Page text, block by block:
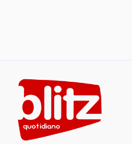
content